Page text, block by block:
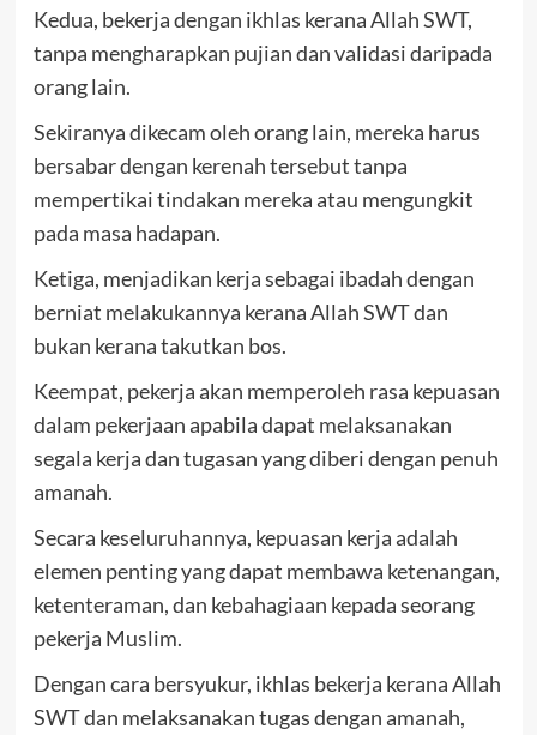
Kedua, bekerja dengan ikhlas kerana Allah SWT,
tanpa mengharapkan pujian dan validasi daripada
orang lain.
Sekiranya dikecam oleh orang lain, mereka harus
bersabar dengan kerenah tersebut tanpa
mempertikai tindakan mereka atau mengungkit
pada masa hadapan.
Ketiga, menjadikan kerja sebagai ibadah dengan
berniat melakukannya kerana Allah SWT dan
bukan kerana takutkan bos.
Keempat, pekerja akan memperoleh rasa kepuasan
dalam pekerjaan apabila dapat melaksanakan
segala kerja dan tugasan yang diberi dengan penuh
amanah.
Secara keseluruhannya, kepuasan kerja adalah
elemen penting yang dapat membawa ketenangan,
ketenteraman, dan kebahagiaan kepada seorang
pekerja Muslim.
Dengan cara bersyukur, ikhlas bekerja kerana Allah
SWT dan melaksanakan tugas dengan amanah,